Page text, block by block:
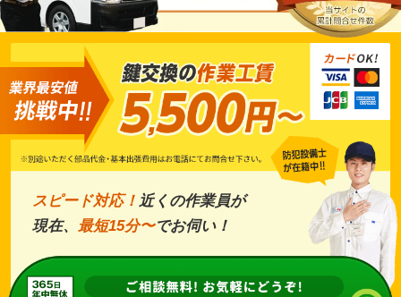
スピード対応！ 近くの作業員が
現在、 最短15分〜でお伺い！